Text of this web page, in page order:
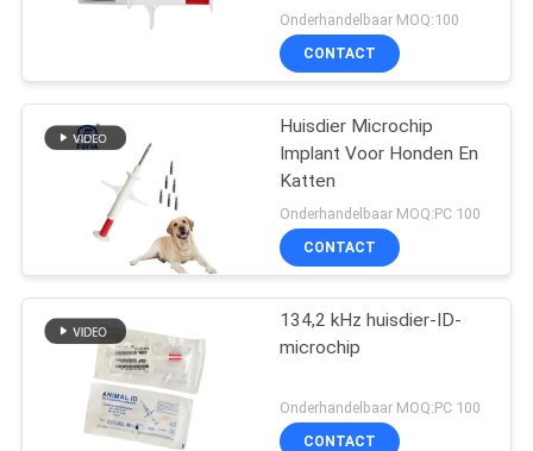
Implantat Voor Honden
Met ICAR Certificate
Microchip Voor Honden
Onderhandelbaar MOQ:100
CONTACT
Huisdier Microchip
Implant Voor Honden En
Katten
Onderhandelbaar MOQ:PC 100
CONTACT
134,2 kHz huisdier-ID-
microchip
Onderhandelbaar MOQ:PC 100
CONTACT